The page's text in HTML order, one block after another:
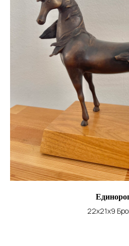
22х21х9